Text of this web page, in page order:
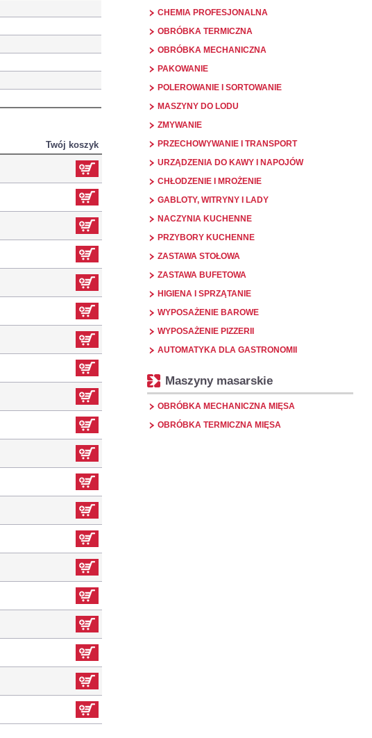
Twój koszyk
CHEMIA PROFESJONALNA
OBRÓBKA TERMICZNA
OBRÓBKA MECHANICZNA
PAKOWANIE
POLEROWANIE I SORTOWANIE
MASZYNY DO LODU
ZMYWANIE
PRZECHOWYWANIE I TRANSPORT
URZĄDZENIA DO KAWY I NAPOJÓW
CHŁODZENIE I MROŻENIE
GABLOTY, WITRYNY I LADY
NACZYNIA KUCHENNE
PRZYBORY KUCHENNE
ZASTAWA STOŁOWA
ZASTAWA BUFETOWA
HIGIENA I SPRZĄTANIE
WYPOSAŻENIE BAROWE
WYPOSAŻENIE PIZZERII
AUTOMATYKA DLA GASTRONOMII
Maszyny masarskie
OBRÓBKA MECHANICZNA MIĘSA
OBRÓBKA TERMICZNA MIĘSA